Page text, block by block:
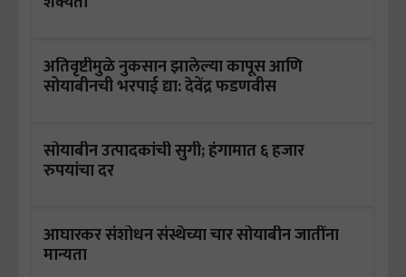
अतिवृष्टीमुळे नुकसान झालेल्या कापूस आणि
सोयाबीनची भरपाई द्या: देवेंद्र फडणवीस
सोयाबीन उत्पादकांची सुगी; हंगामात ६ हजार
रुपयांचा दर
आघारकर संशोधन संस्थेच्या चार सोयाबीन जातींना
मान्यता